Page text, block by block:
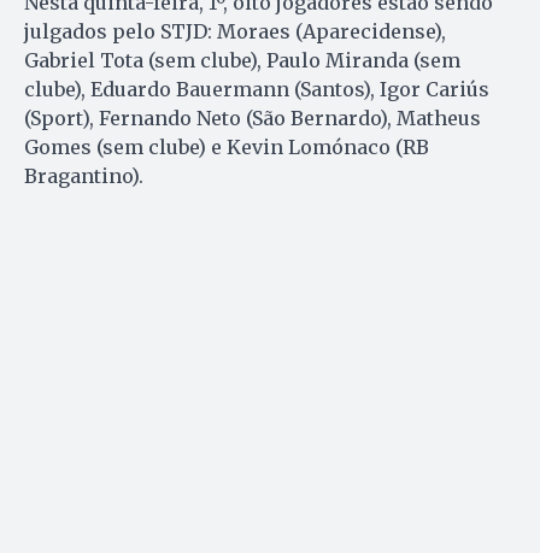
julgados pelo STJD: Moraes (Aparecidense),
Gabriel Tota (sem clube), Paulo Miranda (sem
clube), Eduardo Bauermann (Santos), Igor Cariús
(Sport), Fernando Neto (São Bernardo), Matheus
Gomes (sem clube) e Kevin Lomónaco (RB
Bragantino).